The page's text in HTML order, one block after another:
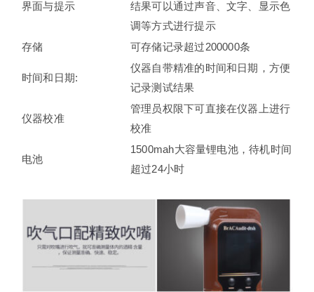
界面与提示
结果可以通过声音、文字、显示色
调等方式进行提示
存储
可存储记录超过200000条
时间和日期:
仪器自带精准的时间和日期，方便
记录测试结果
仪器校准
管理员权限下可直接在仪器上进行
校准
电池
1500mah大容量锂电池，待机时间
超过24小时